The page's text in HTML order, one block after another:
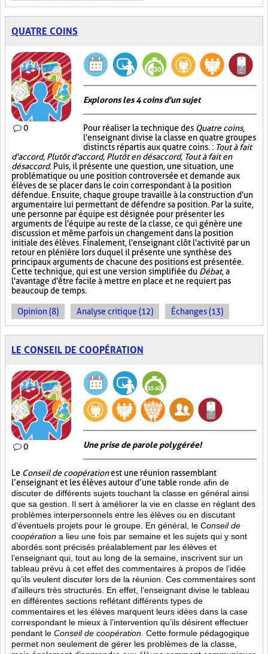
QUATRE COINS
0
Explorons les 4 coins d'un sujet
Pour réaliser la technique des Quatre coins,
l'enseignant divise la classe en quatre groupes
distincts répartis aux quatre coins. : Tout à fait
d'accord, Plutôt d'accord, Plutôt en désaccord, Tout à fait en
désaccord. Puis, il présente une question, une situation, une
problématique ou une position controversée et demande aux
élèves de se placer dans le coin correspondant à la position
défendue. Ensuite, chaque groupe travaille à la construction d'un
argumentaire lui permettant de défendre sa position. Par la suite,
une personne par équipe est désignée pour présenter les
arguments de l'équipe au reste de la classe, ce qui génère une
discussion et même parfois un changement dans la position
initiale des élèves. Finalement, l'enseignant clôt l'activité par un
retour en plénière lors duquel il présente une synthèse des
principaux arguments de chacune des positions est présentée.
Cette technique, qui est une version simplifiée du Débat, a
l'avantage d'être facile à mettre en place et ne requiert pas
beaucoup de temps.
Opinion (8) Analyse critique (12) Échanges (13)
LE CONSEIL DE COOPÉRATION
0 Une prise de parole polygérée!
Le Conseil de coopérationest une réunion rassemblant
l’enseignant et les élèves autour d’une table ronde afin de
discuter de différents sujets touchant la classe en général ainsi
que sa gestion. Il sert à améliorer la vie en classe en réglant des
problèmes interpersonnels entre les élèves ou en discutant
d’éventuels projets pour le groupe. En général, le Conseil de
coopération a lieu une fois par semaine et les sujets qui y sont
abordés sont précisés préalablement par les élèves et
l’enseignant qui, tout au long de la semaine, inscrivent sur un
tableau prévu à cet effet des commentaires à propos de l’idée
qu’ils veulent discuter lors de la réunion. Ces commentaires sont
d’ailleurs très structurés. En effet, l’enseignant divise le tableau
en différentes sections reflétant différents types de
commentaires et les élèves marquent leurs idées dans la case
correspondant le mieux à l’intervention qu’ils désirent effectuer
pendant le Conseil de coopération . Cette formule pédagogique
permet non seulement de gérer les problèmes de la classe,